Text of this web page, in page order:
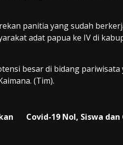
panitia yang sudah
adat papua ke IV di
besar di bidang
(Tim).
Covid-19 Nol, Siswa